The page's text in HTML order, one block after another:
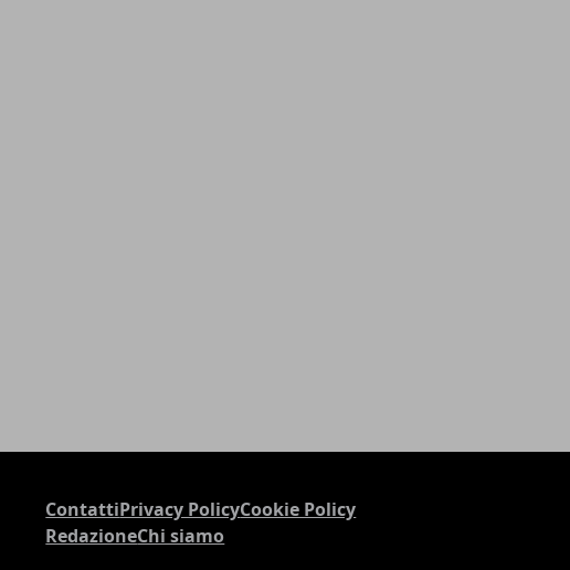
ContattiPrivacy PolicyCookie Policy
RedazioneChi siamo